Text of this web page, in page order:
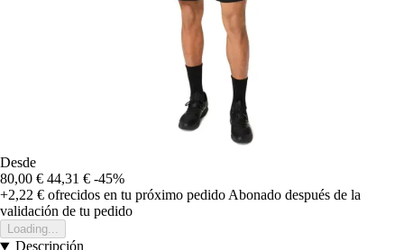
Desde
80,00 € 44,31 € -45%
+2,22 € ofrecidos en tu próximo pedidoAbonado después de la
validación de tu pedido
Loading...
Descripción